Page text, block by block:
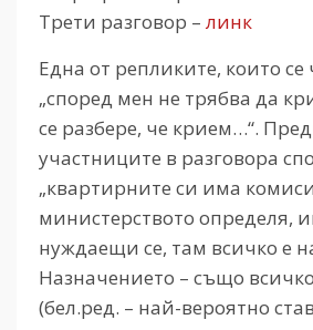
Трети разговор – линк
Една от репликите, които се
„според мен не трябва да
се разбере, че крием…“.
участниците в разговора
„квартирните си има
министерството определя,
нуждаещи се, там всичко е
Назначението – също
(бел.ред. – най-вероятно